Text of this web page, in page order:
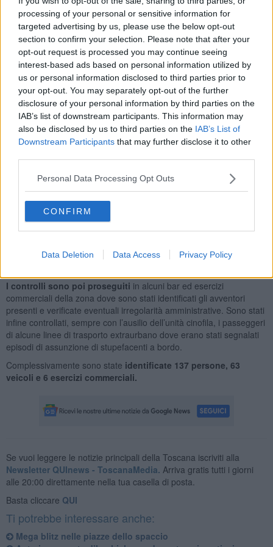
processing of your personal or sensitive information for
targeted advertising by us, please use the below opt-out
section to confirm your selection. Please note that after your
opt-out request is processed you may continue seeing
interest-based ads based on personal information utilized by
us or personal information disclosed to third parties prior to
your opt-out. You may separately opt-out of the further
disclosure of your personal information by third parties on the
IAB’s list of downstream participants. This information may
also be disclosed by us to third parties on the IAB’s List of
Downstream Participants that may further disclose it to other
Personal Data Processing Opt Outs
CONFIRM
Data Deletion Data Access Privacy Policy
Sono stati impiegatiquattro equipaggi del Reparto Prevenzione e
Crimine di Firenze, gli equipaggi dell’Ufficio Prevenzione Generale
e Soccorso Pubblico e della Squadra Mobile, la Polizia Scientifica,
gli agenti della Polfer, un’unità Cinofila di Firenze e per la prima
volta in questa Provincia è stato impiegato anche un elicottero di
ultimissima generazione del Reparto Volo di Firenze.
Il controllosi è sviluppato in diverse fasi,iniziando dal Parco
Mancini (dietro alla stazione, ossia Campo di Marte) che è stato sin
da subito cinturato e costantemente sorvolato dall’elicottero della
Polizia di Stato.
Sono stati identificati tutti i presenti e, grazie alla fondamentale
collaborazione del cane “Eviva”, è stato possibile rinvenire, ben
nascosta, nella vegetazione del Parco, in diverse bustine di
cellophane dell'hashish.
Sempre grazie al contributo del cane “Eviva” sono stati sorpresi,
uno in bocca e l’altro nel calzino del piede destro, dosi
I controlli sono poi proseguiti in alcuni bar ed esercizi
commerciali della zona dove sono stati identificati gli avventori
presenti e verificate eventuali irregolarità amministrative. Sono stati
infine controllati, sempre con l’ausilio dell’unità cinofila, i passeggeri
di alcune linee di trasporto extraurbano dove erano stati segnalati
episodi di assunzione di stupefacenti a bordo.
Complessivamente sono state identificate 137 persone, 63
veicoli e 6 esercizi commerciali.
Se vuoi leggere le notizie principali della Toscana iscriviti alla
Newsletter QUInews - ToscanaMedia. Arriva gratis tutti i giorni
alle 20:00 direttamente nella tua casella di posta.
Basta cliccare QUI
Ti potrebbe interessare anche:
Mega blitz nelle piazze dello spaccio